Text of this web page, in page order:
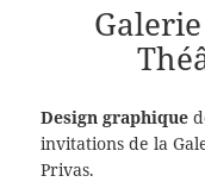
Design graphique
invitations de la
Privas.